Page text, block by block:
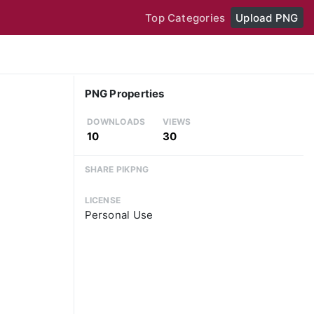
Top Categories Upload PNG
PNG Properties
DOWNLOADS
10
VIEWS
30
SHARE PIKPNG
LICENSE
Personal Use